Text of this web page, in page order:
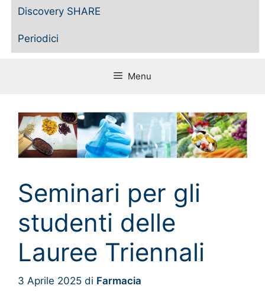
Discovery SHARE
Periodici
Menu
Seminari per gli
studenti delle
Lauree Triennali
3 Aprile 2025 di Farmacia